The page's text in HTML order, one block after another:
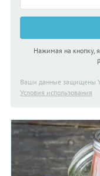
Нажимая на кнопку,
Ваши данные защищены
Условия использования